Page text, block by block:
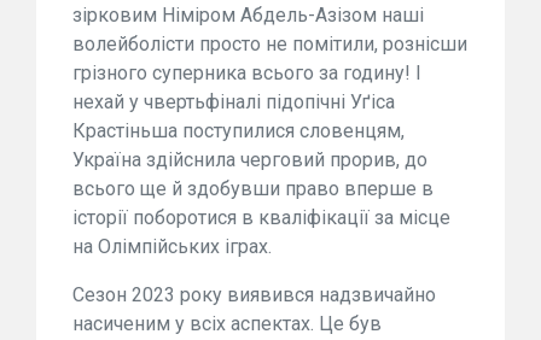
зірковим Німіром Абдель-Азізом наші
волейболісти просто не помітили, рознісши
грізного суперника всього за годину! І
нехай у чвертьфіналі підопічні Уґіса
Крастіньша поступилися словенцям,
Україна здійснила черговий прорив, до
всього ще й здобувши право вперше в
історії поборотися в кваліфікації за місце
на Олімпійських іграх.
Сезон 2023 року виявився надзвичайно
насиченим у всіх аспектах. Це був